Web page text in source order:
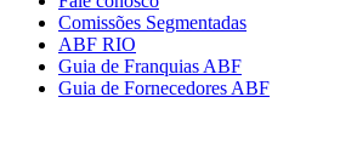
Comissões Segmentadas
ABF RIO
Guia de Franquias ABF
Guia de Fornecedores ABF